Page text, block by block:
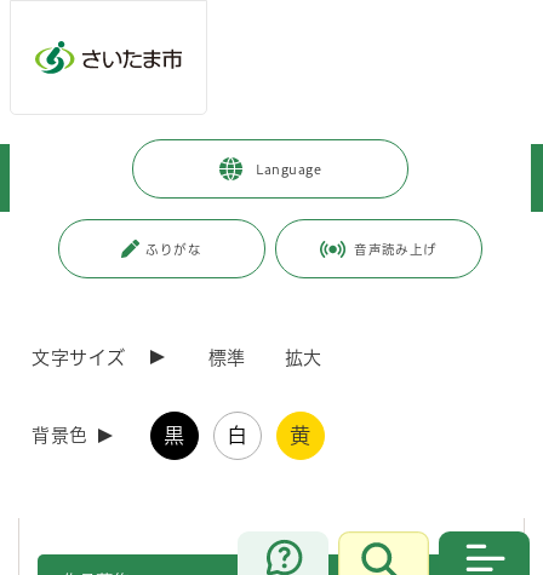
Language
ふりがな 音声読み上げ
文字サイズ 標準 拡大
背景色 黒 白 黄
お問合せ
桜区 区政情報 > 地域情報 イベント情報
令和8年度桜区とっておきの1枚写真コンテスト
更新日付：2026年4月1日 / ページ番号：C128492
豊かな自然、伝統行事、歴史的財産などの魅力的なフォトスポットや日
また、区の花であるサクラソウを題材にした写真も募集します。
入賞者には表彰状及び副賞（QUOカード）を差し上げます。参加賞も